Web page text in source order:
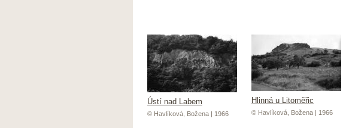
Ústí nad Labem
© Havlíková, Božena | 1966
Hlinná u Litoměřic
© Havlíková, Božena | 1966